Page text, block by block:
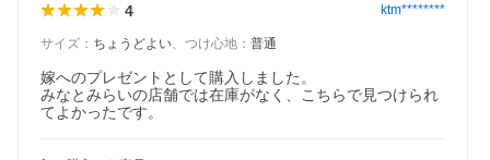
4 ktm********
サイズ ： ちょうどよい、 つけ心地 ： 普通
嫁へのプレゼントとして購入しました。
みなとみらいの店舗では在庫がなく、こちらで見つけられ
てよかったです。